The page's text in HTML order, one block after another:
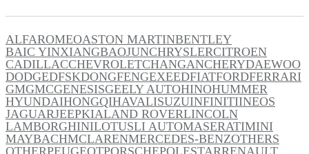
ALFAROMEOASTON MARTINBENTLEY
BAIC YINXIANGBAOJUNCHRYSLERCITROEN
CADILLACCHEVROLETCHANGANCHERYDAEWOO
DODGEDFSKDONGFENGEXEEDFIATFORDFERRARI
GMGMCGENESISGEELY AUTOHINOHUMMER
HYUNDAIHONGQIHAVALISUZUINFINITIINEOS
JAGUARJEEPKIALAND ROVERLINCOLN
LAMBORGHINILOTUSLI AUTOMASERATIMINI
MAYBACHMCLARENMERCEDES-BENZOTHERS
OTHERPEUGEOTPORSCHEPOLESTARRENAULT